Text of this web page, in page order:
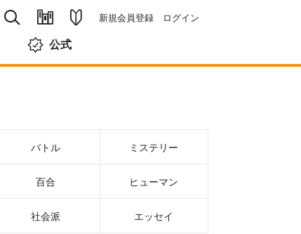
新規会員登録 ログイン
公式
バトル ミステリー
百合 ヒューマン
社会派 エッセイ